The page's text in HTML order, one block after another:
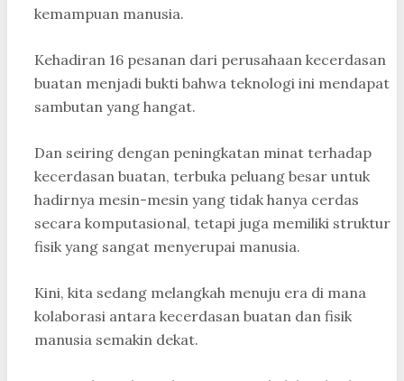
kemampuan manusia.
Kehadiran 16 pesanan dari perusahaan kecerdasan
buatan menjadi bukti bahwa teknologi ini mendapat
sambutan yang hangat.
Dan seiring dengan peningkatan minat terhadap
kecerdasan buatan, terbuka peluang besar untuk
hadirnya mesin-mesin yang tidak hanya cerdas
secara komputasional, tetapi juga memiliki struktur
fisik yang sangat menyerupai manusia.
Kini, kita sedang melangkah menuju era di mana
kolaborasi antara kecerdasan buatan dan fisik
manusia semakin dekat.